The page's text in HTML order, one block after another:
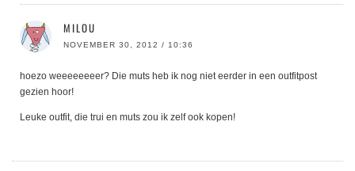
MILOU
NOVEMBER 30, 2012 / 10:36
hoezo weeeeeeeer? Die muts heb ik nog niet eerder in een outfitpost
gezien hoor!
Leuke outfit, die trui en muts zou ik zelf ook kopen!